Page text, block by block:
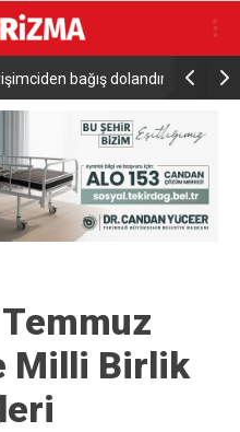
karşı Başkan
Temmuz
Milli Birlik